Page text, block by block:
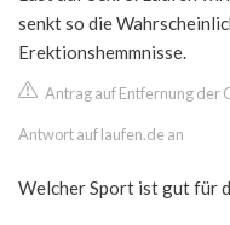
senkt so die
Erektionshemmnisse.
Antrag auf Entfernung der
Antwort auf laufen.de an
Welcher Sport ist gut für